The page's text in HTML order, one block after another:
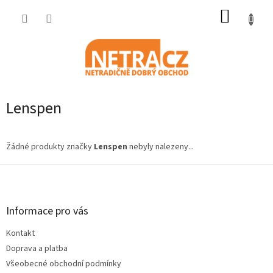
Lenspen
Žádné produkty značky Lenspen nebyly nalezeny...
Z
Informace pro vás
Kontakt
Doprava a platba
Všeobecné obchodní podmínky